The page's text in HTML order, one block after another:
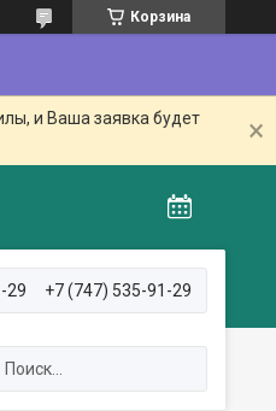
Корзина
и Ваша заявка будет
29 +7 (747) 535-91-29